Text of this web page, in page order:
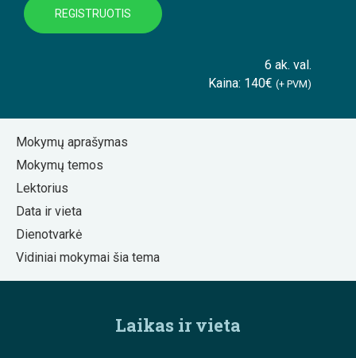
REGISTRUOTIS
6 ak. val.
Kaina: 140€ (+ PVM)
Mokymų aprašymas
Mokymų temos
Lektorius
Data ir vieta
Dienotvarkė
Vidiniai mokymai šia tema
Laikas ir vieta